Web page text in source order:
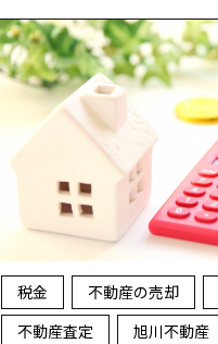
税金 不動産の売却
不動産査定
旭川不動産